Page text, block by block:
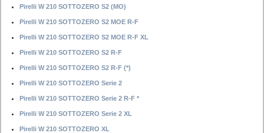
Pirelli W 210 SOTTOZERO S2 (MO)
Pirelli W 210 SOTTOZERO S2 MOE R-F
Pirelli W 210 SOTTOZERO S2 MOE R-F XL
Pirelli W 210 SOTTOZERO S2 R-F
Pirelli W 210 SOTTOZERO S2 R-F (*)
Pirelli W 210 SOTTOZERO Serie 2
Pirelli W 210 SOTTOZERO Serie 2 R-F *
Pirelli W 210 SOTTOZERO Serie 2 XL
Pirelli W 210 SOTTOZERO XL